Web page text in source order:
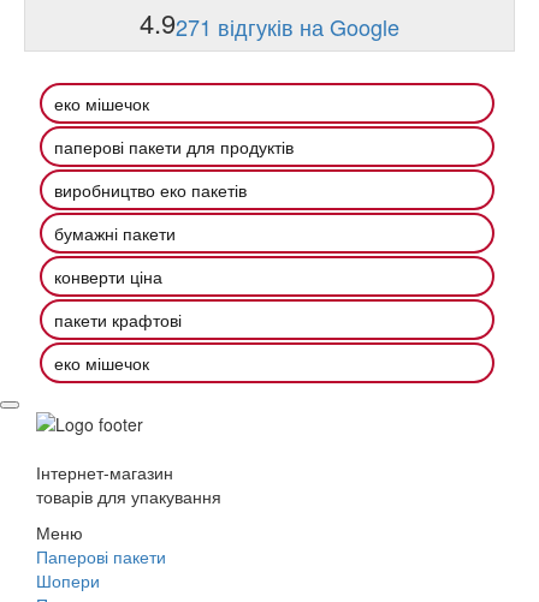
4.9271 відгуків на Google
еко мішечок
паперові пакети для продуктів
виробництво еко пакетів
бумажні пакети
конверти ціна
пакети крафтові
еко мішечок
Інтернет-магазин
товарів для упакування
Меню
Паперові пакети
Шопери